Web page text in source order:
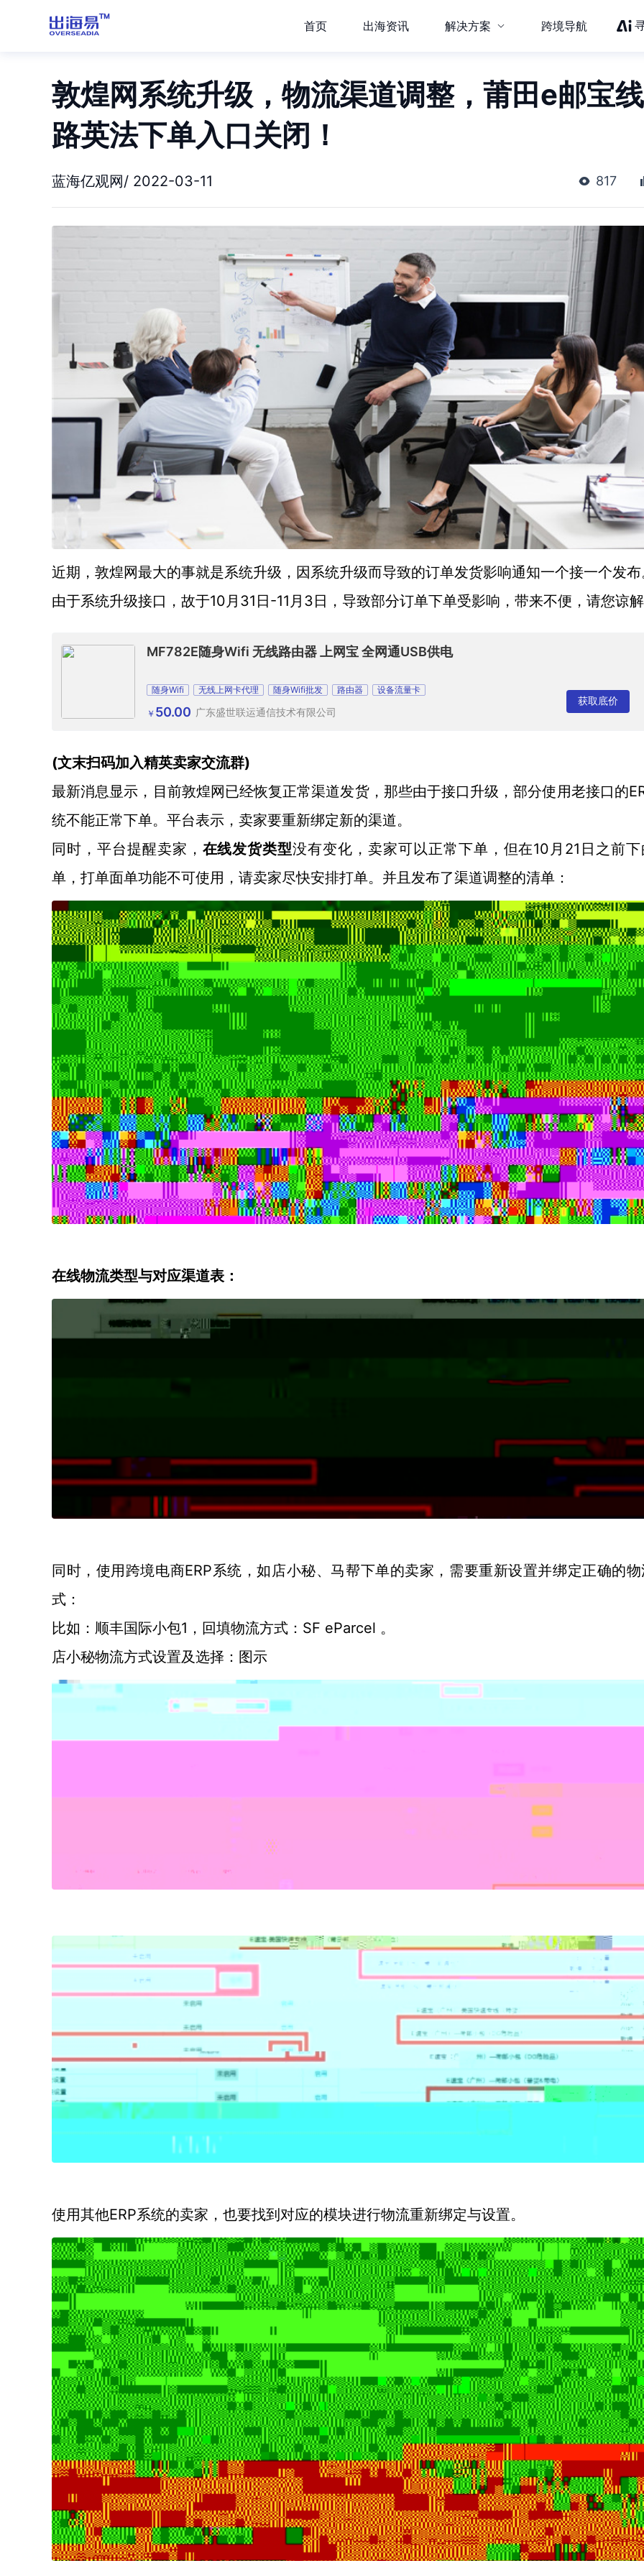
首页 出海资讯 解决方案 跨境导航
敦煌网系统升级，物流渠道调整，莆田e邮宝线
路英法下单入口关闭！
蓝海亿观网/ 2022-03-11 817
近期，敦煌网最大的事就是系统升级，因系统升级而导致的订单发货影响通知一个接一个发布
由于系统升级接口，故于10月31日-11月3日，导致部分订单下单受影响，带来不便，请您谅
MF782E随身Wifi 无线路由器 上网宝 全网通USB供电
随身Wifi 无线上网卡代理 随身Wifi批发 路由器 设备流量卡
￥ 50.00 广东盛世联运通信技术有限公司
获取底价
(文末扫码加入精英卖家交流群)
最新消息显示，目前敦煌网已经恢复正常渠道发货，那些由于接口升级，部分使用老接口的
统不能正常下单。平台表示，卖家要重新绑定新的渠道。
同时，平台提醒卖家， 在线发货类型没有变化，卖家可以正常下单，但在10月21日之前
单，打单面单功能不可使用，请卖家尽快安排打单。并且发布了渠道调整的清单：
在线物流类型与对应渠道表：
同时，使用跨境电商ERP系统，如店小秘、马帮下单的卖家，需要重新设置并绑定正确的
式：
比如：顺丰国际小包1，回填物流方式：SF eParcel 。
店小秘物流方式设置及选择：图示
使用其他ERP系统的卖家，也要找到对应的模块进行物流重新绑定与设置。